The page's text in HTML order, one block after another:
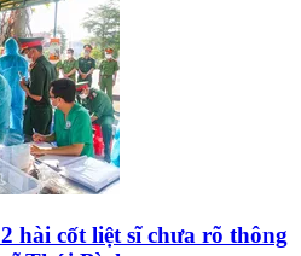
hài cốt liệt sĩ chưa rõ thông